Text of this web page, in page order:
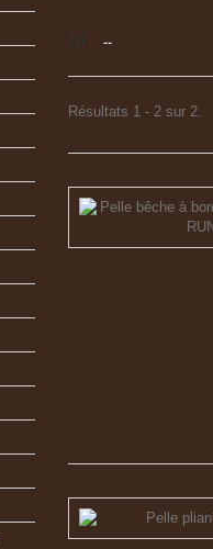
--
Résultats 1 - 2 sur 2.